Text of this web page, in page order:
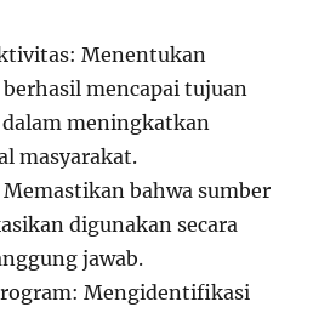
Menentukan
mencapai tujuan
meningkatkan
masyarakat.
bahwa sumber
digunakan secara
jawab.
Mengidentifikasi